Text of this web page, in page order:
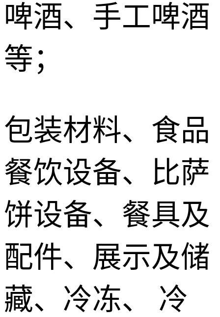
啤酒、手工啤酒
等；
包装材料、食品
餐饮设备、比萨
饼设备、餐具及
配件、展示及储
藏、冷冻、 冷